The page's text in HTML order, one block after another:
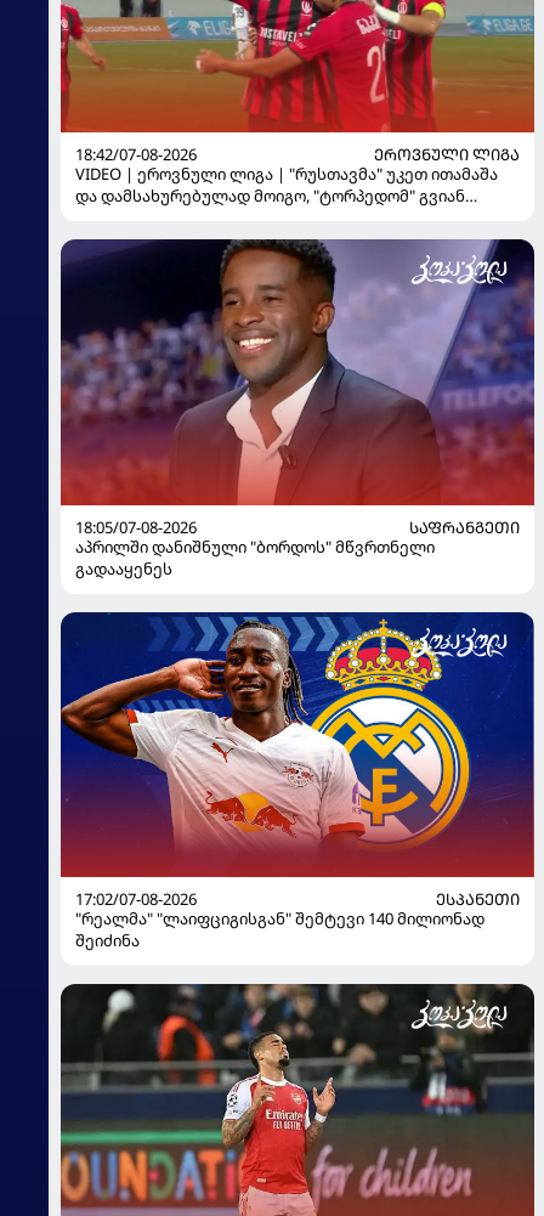
18:42/07-08-2026
ᲔᲠᲝᲕᲜᲣᲚᲘ ᲚᲘᲒᲐ
VIDEO | ეროვნული ლიგა | "რუსთავმა" უკეთ ითამაშა
და დამსახურებულად მოიგო, "ტორპედომ" გვიან
18:05/07-08-2026
ᲡᲐᲤᲠᲐᲜᲒᲔᲗᲘ
აპრილში დანიშნული "ბორდოს" მწვრთნელი
გადააყენეს
17:02/07-08-2026
ᲔᲡᲞᲐᲜᲔᲗᲘ
"რეალმა" "ლაიფციგისგან" შემტევი 140 მილიონად
შეიძინა